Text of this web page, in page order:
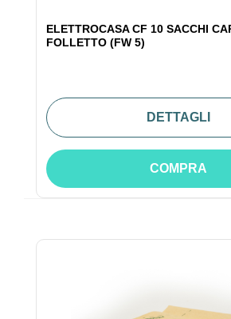
ELETTROCASA CF 10 SACCHI
FOLLETTO (FW 5)
DETTAGLI
COMPRA